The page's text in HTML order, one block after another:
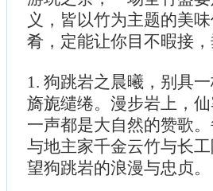
义，皆以竹为主题的美
肴，定能让你目不暇接，
1. 狗跳岩之晨曦，别具
旖旎缱绻。漫步岩上，
一声都是大自然的赞歌
与地主家千金云竹与长
望狗跳岩的浪漫与忠贞。